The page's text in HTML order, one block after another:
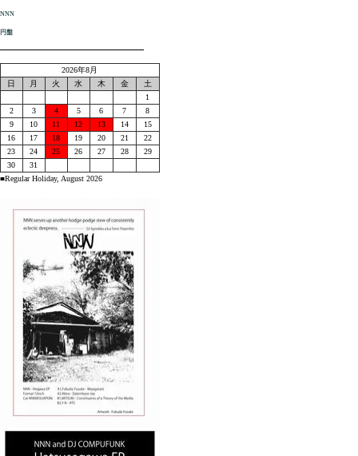
NNN
円盤
2026年8月
日
月 火 水 木 金
土
1
2
3 4 5 6 7
8
9
10 11 12 13 14
15
16
17 18 19 20 21
22
23
24 25 26 27 28
29
30
31
■Regular Holiday, August 2026